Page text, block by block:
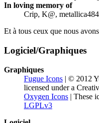
In loving memory of
Crip, K@,
Et à tous ceux que nous
Logiciel/Graphiques
Graphiques
Fugue Icons | © 2012
licensed under a
Oxygen Icons | These
LGPLv3